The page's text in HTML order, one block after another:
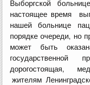
Выборгской
настоящее время
нашей больнице
порядке очереди, но
может быть
государственной
дорогостоящая,
жителям